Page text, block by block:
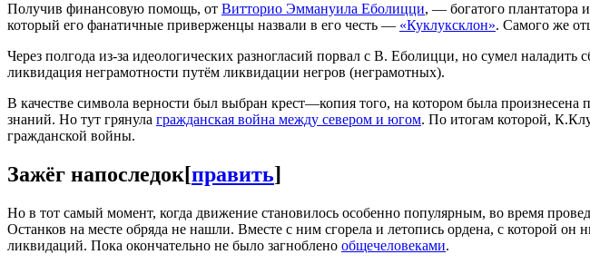
Получив финансовую помощь, от Витторио Эммануила Еболицци, — богатого плантатора
который его фанатичные приверженцы назвали в его честь — «Куклуксклон». Самого же
Через полгода из-за идеологических разногласий порвал с В. Еболицци, но сумел
ликвидация неграмотности путём ликвидации негров (неграмотных).
В качестве символа верности был выбран крест—копия того, на котором была
знаний. Но тут грянула гражданская война между севером и югом. По итогам которой,
гражданской войны.
Зажёг напоследок[править]
Но в тот самый момент, когда движение становилось особенно популярным, во время
Останков на месте обряда не нашли. Вместе с ним сгорела и летопись ордена, с которой
ликвидаций. Пока окончательно не было загноблено общечеловеками.